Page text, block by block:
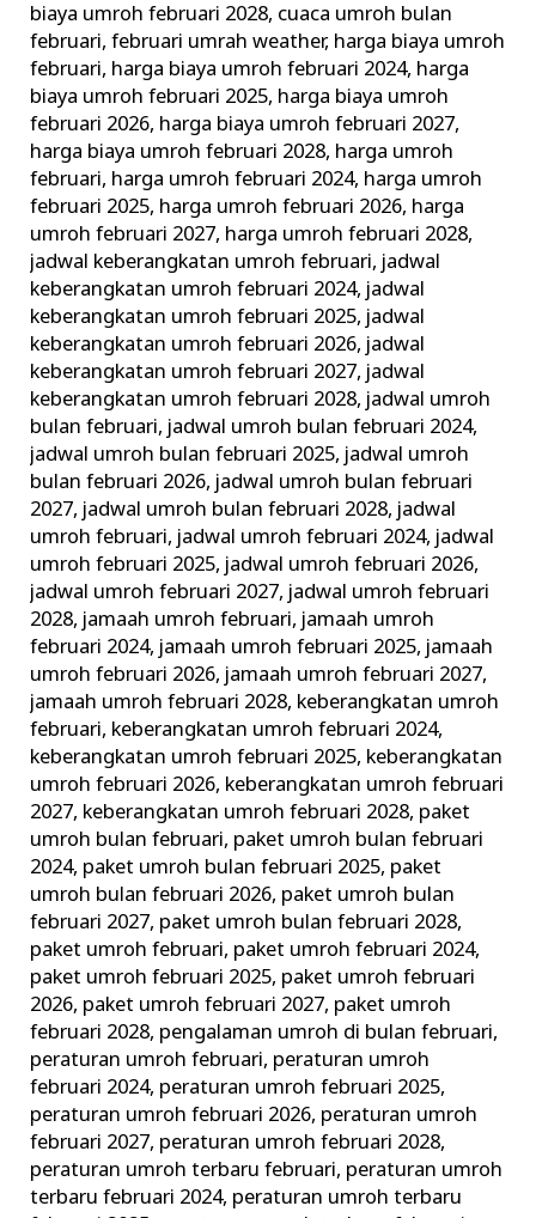
biaya umroh februari 2028, cuaca umroh bulan
februari,februari umrah weather, harga biaya umroh
februari, harga biaya umroh februari 2024, harga
biaya umroh februari 2025, harga biaya umroh
februari 2026, harga biaya umroh februari 2027,
harga biaya umroh februari 2028, harga umroh
februari, harga umroh februari 2024, harga umroh
februari 2025, harga umroh februari 2026, harga
umroh februari 2027, harga umroh februari 2028,
jadwal keberangkatan umroh februari, jadwal
keberangkatan umroh februari 2024, jadwal
keberangkatan umroh februari 2025, jadwal
keberangkatan umroh februari 2026, jadwal
keberangkatan umroh februari 2027, jadwal
keberangkatan umroh februari 2028, jadwal umroh
bulan februari, jadwal umroh bulan februari 2024,
jadwal umroh bulan februari 2025, jadwal umroh
bulan februari 2026, jadwal umroh bulan februari
2027, jadwal umroh bulan februari 2028, jadwal
umroh februari, jadwal umroh februari 2024, jadwal
umroh februari 2025, jadwal umroh februari 2026,
jadwal umroh februari 2027, jadwal umroh februari
2028, jamaah umroh februari, jamaah umroh
februari 2024, jamaah umroh februari 2025, jamaah
umroh februari 2026, jamaah umroh februari 2027,
jamaah umroh februari 2028, keberangkatan umroh
februari, keberangkatan umroh februari 2024,
keberangkatan umroh februari 2025, keberangkatan
umroh februari 2026, keberangkatan umroh februari
2027, keberangkatan umroh februari 2028, paket
umroh bulan februari, paket umroh bulan februari
2024, paket umroh bulan februari 2025, paket
umroh bulan februari 2026, paket umroh bulan
februari 2027, paket umroh bulan februari 2028,
paket umroh februari, paket umroh februari 2024,
paket umroh februari 2025, paket umroh februari
2026, paket umroh februari 2027, paket umroh
februari 2028, pengalaman umroh di bulan februari,
peraturan umroh februari, peraturan umroh
februari 2024, peraturan umroh februari 2025,
peraturan umroh februari 2026, peraturan umroh
februari 2027, peraturan umroh februari 2028,
peraturan umroh terbaru februari, peraturan umroh
terbaru februari 2024, peraturan umroh terbaru